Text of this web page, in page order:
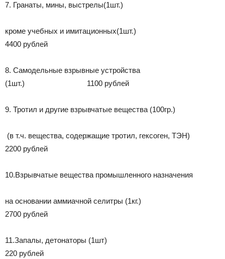
7. Гранаты, мины, выстрелы(1шт.)
кроме учебных и имитационных(1шт.)
4400 рублей
8. Самодельные взрывные устройства
(1шт.) 1100 рублей
9. Тротил и другие взрывчатые вещества (100гр.)
(в т.ч. вещества, содержащие тротил, гексоген, ТЭН)
2200 рублей
10.Взрывчатые вещества промышленного назначения
на основании аммиачной селитры (1кг.)
2700 рублей
11.Запалы, детонаторы (1шт)
220 рублей